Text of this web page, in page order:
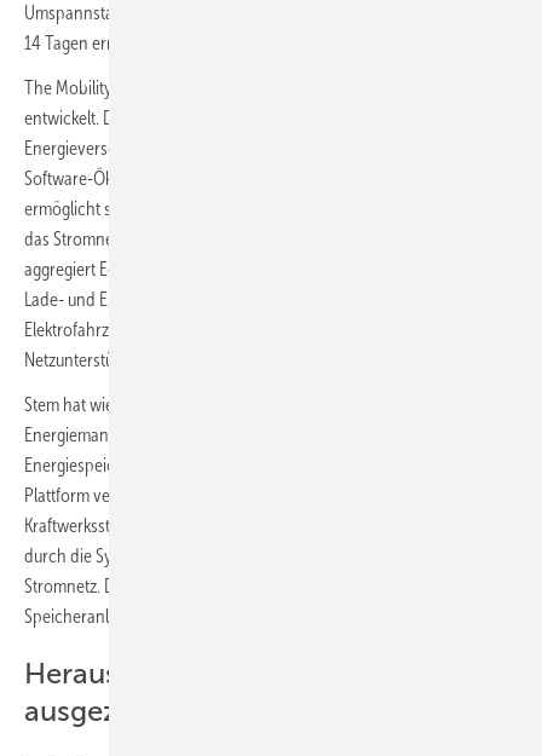
Umspannstation dieser Leistung. Dadurch kann sie innerhalb von nur
14 Tagen errichtet werden.
The Mobility House hat mit V2G Flex eine komplette Energieplattform
entwickelt. Diese vereint Elektroautos über bidirektionales Laden mit
Energieversorgern und Energiemärkten in einem kompletten
Software-Ökosystem. Durch intelligentes und bidirektionales Laden
ermöglicht sie den Nutzern, Einnahmen zu generieren und gleichzeitig
das Stromnetz zu unterstützen. Ein sogenanntes Flex-Polygon-Modell
aggregiert Echtzeitdaten von Elektrofahrzeugen und Nutzern, um
Lade- und Entladepläne zu erstellen. Dadurch stünden die
Elektrofahrzeuge mehr als 16 Stunden am Tag für die
Netzunterstützung zur Verfügung.
Stem hat wiederum mit Powertrack ein cloudbasiertes
Energiemanagementsystem (EMS) für große Solaranlagen,
Energiespeicher und Hybridanlagen entwickelt. Die integrierte
Plattform verbindet Energieüberwachung mit netzkonformen
Kraftwerkssteuerungen. Das EMS reduziert Leistungsbeschränkungen
durch die Synchronisierung der Energieflüsse mit dem lokalen
Stromnetz. Dadurch steigt die Rentabilität der Solar- und
Speicheranlagen.
Herausragende Projekte
ausgezeichnet